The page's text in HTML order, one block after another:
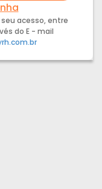
acesso, entre
do E - mail